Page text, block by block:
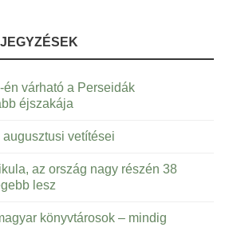
én várható a Perseidák
éjszakája
vetítései
az ország nagy részén 38
lesz
könyvtárosok – mindig